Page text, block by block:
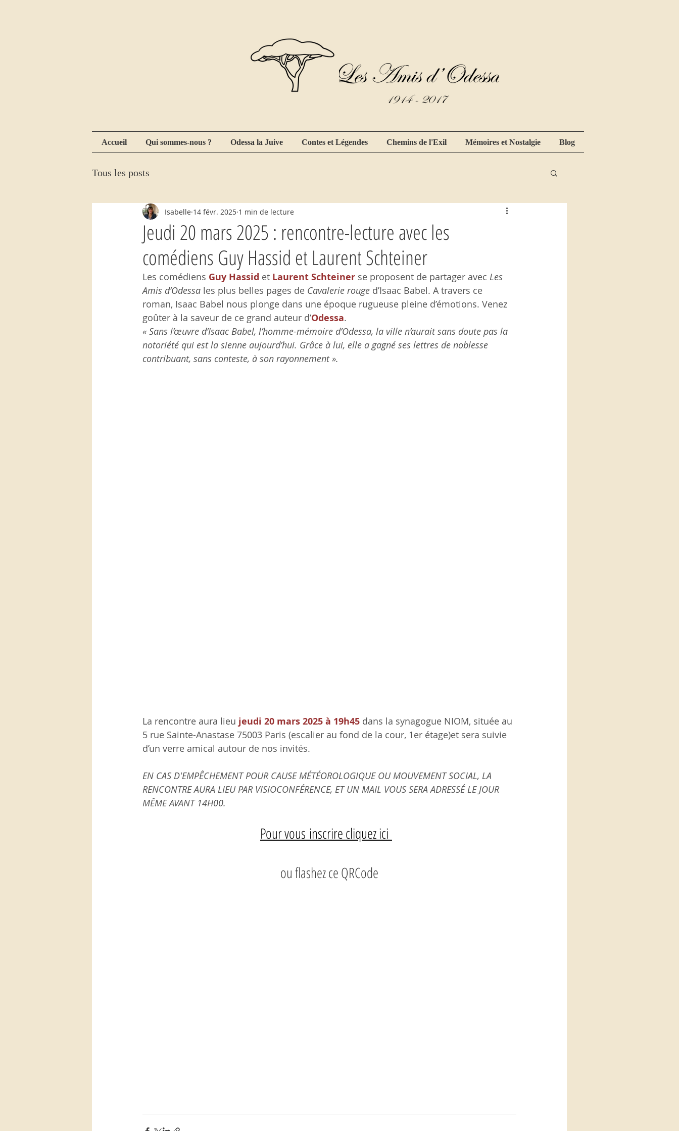
Accueil Qui sommes-nous ? Odessa la Juive Contes et Légendes Chemins de l'Exil Mémoires et Nostalgie Blog
Tous les posts
Jeudi 20 mars 2025 : rencontre-lecture avec les
comédiens Guy Hassid et Laurent Schteiner
Isabelle 14 févr. 2025 1 min de lecture
Les comédiens Guy Hassid et Laurent Schteiner se proposent de partager avec Les
Amis d’Odessa les plus belles pages de Cavalerie rouge d’Isaac Babel. A travers ce
roman, Isaac Babel nous plonge dans une époque rugueuse pleine d’émotions. Venez
goûter à la saveur de ce grand auteur d’Odessa.
« Sans l’œuvre d’Isaac Babel, l’homme-mémoire d’Odessa, la ville n’aurait sans doute pas la
notoriété qui est la sienne aujourd’hui. Grâce à lui, elle a gagné ses lettres de noblesse
contribuant, sans conteste, à son rayonnement ».
La rencontre aura lieu jeudi 20 mars 2025 à 19h45 dans la synagogue NIOM, située au
5 rue Sainte-Anastase 75003 Paris (escalier au fond de la cour, 1er étage)et sera suivie
d’un verre amical autour de nos invités.
EN CAS D'EMPÊCHEMENT POUR CAUSE MÉTÉOROLOGIQUE OU MOUVEMENT SOCIAL, LA
RENCONTRE AURA LIEU PAR VISIOCONFÉRENCE, ET UN MAIL VOUS SERA ADRESSÉ LE JOUR
MÊME AVANT 14H00.
Pour vous inscrire cliquez ici
ou flashez ce QRCode